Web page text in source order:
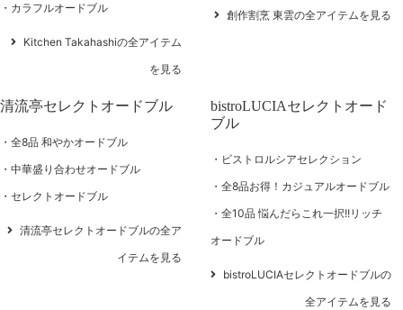
カラフルオードブル
Kitchen Takahashiの全アイテム
を見る
創作割烹 東雲の全アイテムを見る
清流亭セレクトオードブル
全8品 和やかオードブル
中華盛り合わせオードブル
セレクトオードブル
清流亭セレクトオードブルの全ア
イテムを見る
bistroLUCIAセレクトオード
ブル
ビストロルシアセレクション
全8品お得！カジュアルオードブル
全10品 悩んだらこれ一択!!リッチ
オードブル
bistroLUCIAセレクトオードブルの
全アイテムを見る